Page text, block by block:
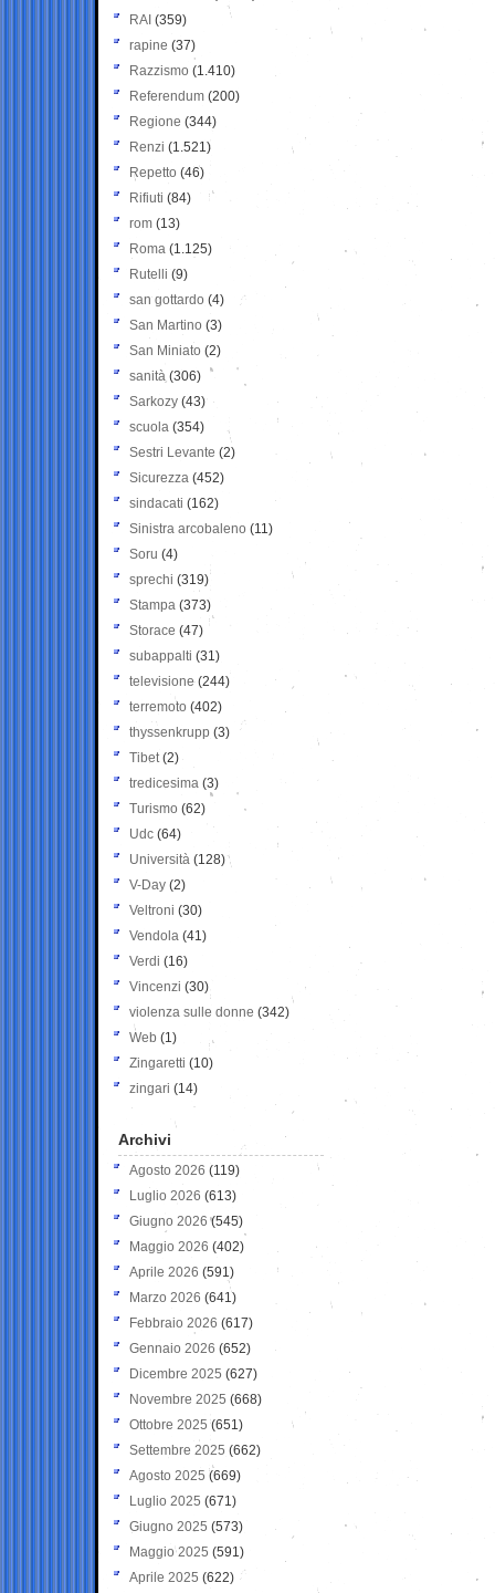
RAI (359)
rapine (37)
Razzismo (1.410)
Referendum (200)
Regione (344)
Renzi (1.521)
Repetto (46)
Rifiuti (84)
rom (13)
Roma (1.125)
Rutelli (9)
san gottardo (4)
San Martino (3)
San Miniato (2)
sanità (306)
Sarkozy (43)
scuola (354)
Sestri Levante (2)
Sicurezza (452)
sindacati (162)
Sinistra arcobaleno (11)
Soru (4)
sprechi (319)
Stampa (373)
Storace (47)
subappalti (31)
televisione(244)
terremoto (402)
thyssenkrupp (3)
Tibet(2)
tredicesima (3)
Turismo (62)
Udc (64)
Università (128)
V-Day (2)
Veltroni (30)
Vendola (41)
Verdi (16)
Vincenzi (30)
violenza sulle donne (342)
Web (1)
Zingaretti (10)
zingari (14)
Archivi
Agosto 2026 (119)
Luglio 2026 (613)
Giugno 2026 (545)
Maggio 2026 (402)
Aprile 2026 (591)
Marzo 2026 (641)
Febbraio 2026 (617)
Gennaio 2026 (652)
Dicembre 2025 (627)
Novembre 2025 (668)
Ottobre 2025 (651)
Settembre 2025 (662)
Agosto 2025 (669)
Luglio 2025 (671)
Giugno 2025 (573)
Maggio 2025 (591)
Aprile 2025 (622)